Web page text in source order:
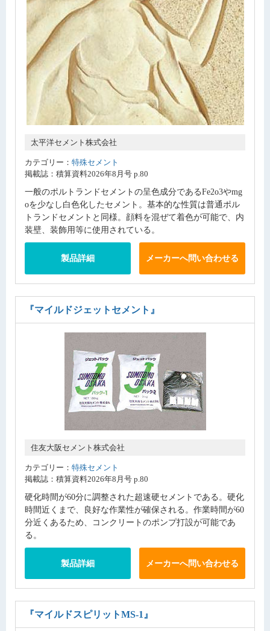
太平洋セメント株式会社
カテゴリー： 特殊セメント
掲載誌：積算資料2026年8月号 p.80
一般のポルトランドセメントの呈色成分であるFe2o3やmg
oを少なし白色化したセメント。基本的な性質は普通ポル
トランドセメントと同様。顔料を混ぜて着色が可能で、内
装壁、装飾用等に使用されている。
製品詳細 メーカーへ問い合わせる
『マイルドジェットセメント』
住友大阪セメント株式会社
カテゴリー： 特殊セメント
掲載誌：積算資料2026年8月号 p.80
硬化時間が60分に調整された超速硬セメントである。硬化
時間近くまで、良好な作業性が確保される。作業時間が60
分近くあるため、コンクリートのポンプ打設が可能であ
る。
製品詳細 メーカーへ問い合わせる
『マイルドスピリットMS-1』